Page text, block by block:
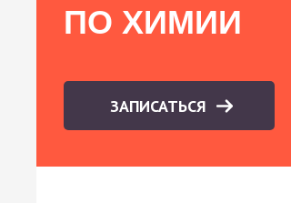
ПО ХИМИИ
ЗАПИСАТЬСЯ